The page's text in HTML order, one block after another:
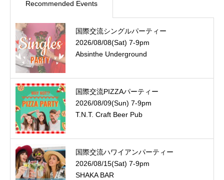
Recommended Events
国際交流シングルパーティー
2026/08/08(Sat) 7-9pm
Absinthe Underground
国際交流PIZZAパーティー
2026/08/09(Sun) 7-9pm
T.N.T. Craft Beer Pub
国際交流ハワイアンパーティー
2026/08/15(Sat) 7-9pm
SHAKA BAR